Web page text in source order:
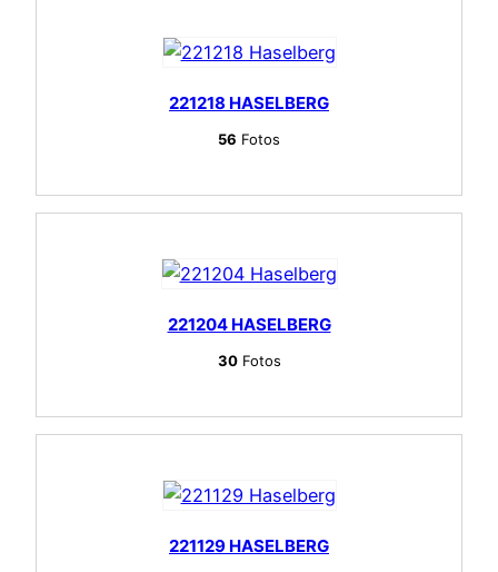
221218 HASELBERG
56 Fotos
221204 HASELBERG
30Fotos
221129 HASELBERG